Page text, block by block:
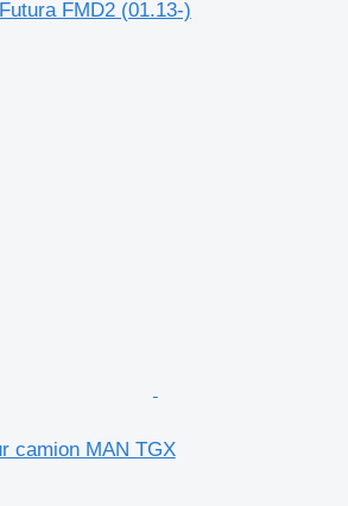
FMD2 (01.13-)
camion MAN TGX